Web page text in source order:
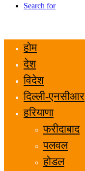
Search for
होम
देश
विदेश
दिल्ली-एनसीआर
हरियाणा
फरीदाबाद
पलवल
होडल